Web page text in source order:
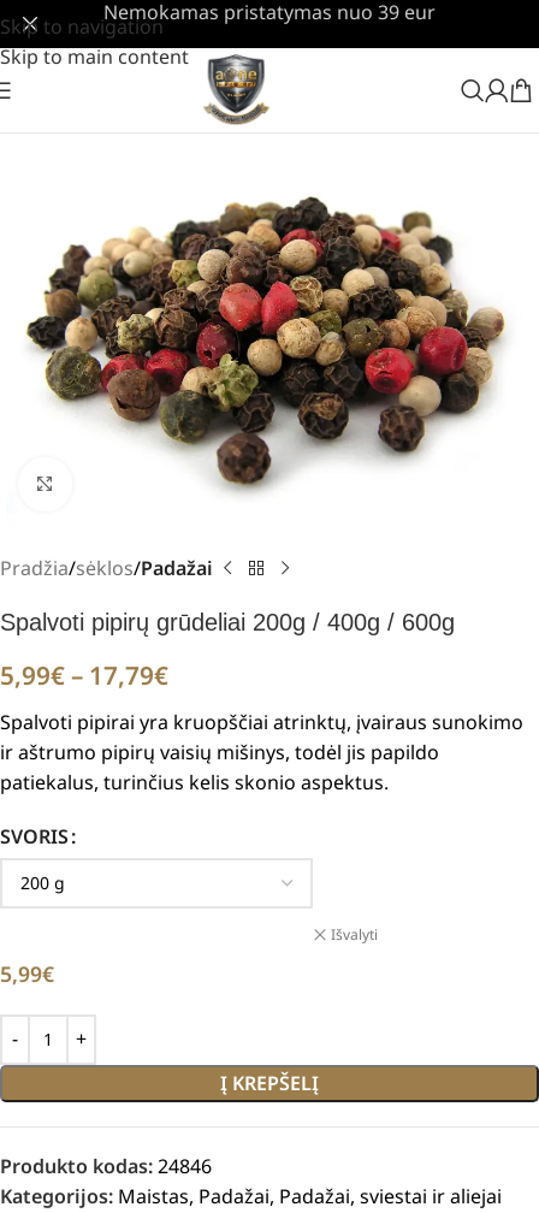
Skip to navigation
Skip to main content
Nemokamas pristatymas nuo 39 eur
Pradžia sėklos Padažai
Spalvoti pipirų grūdeliai 200g / 400g / 600g
5,99€– 17,79€
Spalvoti pipirai yra kruopščiai atrinktų, įvairaus sunokimo
ir aštrumo pipirų vaisių mišinys, todėl jis papildo
patiekalus, turinčius kelis skonio aspektus.
SVORIS
Išvalyti
5,99€
Į KREPŠELĮ
Produkto kodas:24846
Kategorijos: Maistas, Padažai, Padažai, sviestai ir aliejai